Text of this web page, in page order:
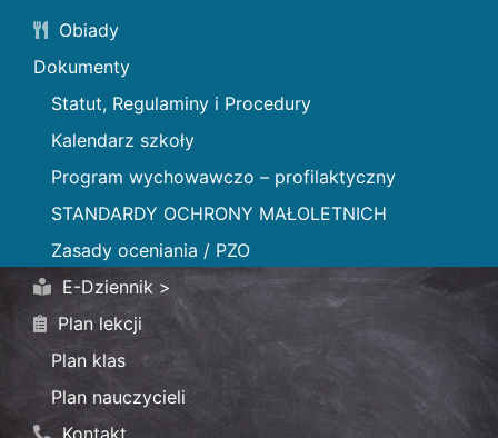
Obiady
Dokumenty
Statut, Regulaminy i Procedury
Kalendarz szkoły
Program wychowawczo – profilaktyczny
STANDARDY OCHRONY MAŁOLETNICH
Zasady oceniania / PZO
E-Dziennik >
Plan lekcji
Plan klas
Plan nauczycieli
Kontakt